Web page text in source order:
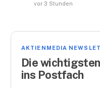
vor 3 Stunden
AKTIENMEDIA
Die
ins Postfach